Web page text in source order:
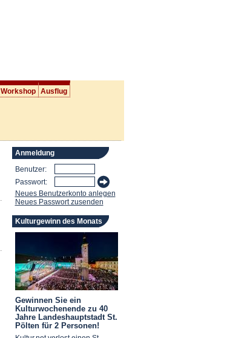
Workshop Ausflug
Anmeldung
Benutzer:
Passwort:
Neues Benutzerkonto anlegen
Neues Passwort zusenden
Kulturgewinn des Monats
Gewinnen Sie ein
Kulturwochenende zu 40
Jahre Landeshauptstadt St.
Pölten für 2 Personen!